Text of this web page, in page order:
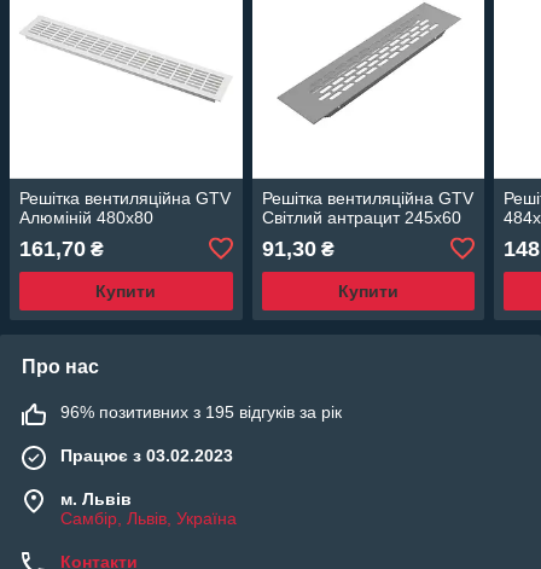
Решітка вентиляційна GTV
Aлюміній 480х80
161,70 ₴
Купити
Решітка вентиляційна GTV
Світлий антрацит 245x60
91,30₴
Купити
Про нас
96% позитивних з 195 відгуків за рік
Працює з 03.02.2023
м. Львів
Самбір, Львів, Україна
Контакти